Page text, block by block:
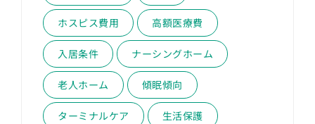
ホスピス費用 高額医療費
入居条件 ナーシングホーム
老人ホーム 傾眠傾向
ターミナルケア 生活保護